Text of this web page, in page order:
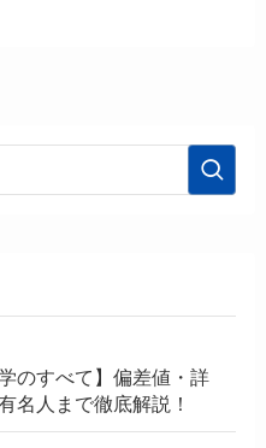
のすべて】偏差値・詳
名人まで徹底解説！